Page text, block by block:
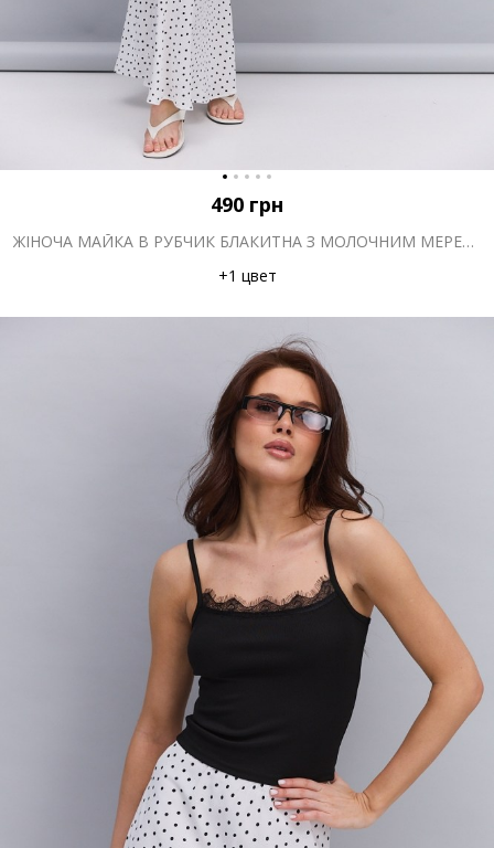
490 грн
ЖІНОЧА МАЙКА В РУБЧИК БЛАКИТНА З МОЛОЧНИМ МЕРЕЖИВОМ ВГОРІ
+1 цвет